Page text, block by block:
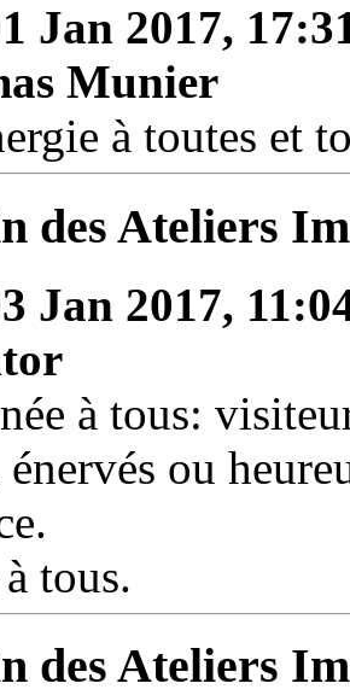
Jan 2017,
Munier
à toutes et
des Ateliers
Jan 2017,
à tous:
énervés ou
tous.
des Ateliers